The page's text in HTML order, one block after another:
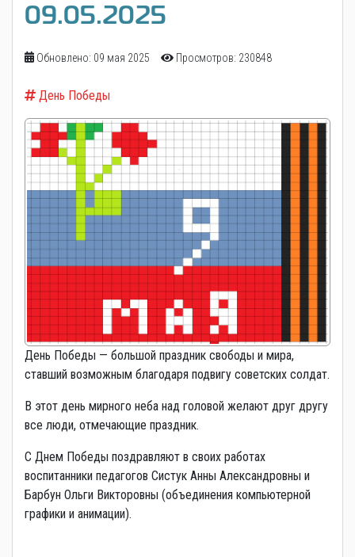
09.05.2025
Обновлено: 09 мая 2025 Просмотров: 230848
День Победы
День Победы — большой праздник свободы и мира,
ставший возможным благодаря подвигу советских солдат.
В этот день мирного неба над головой желают друг другу
все люди, отмечающие праздник.
С Днем Победы поздравляют в своих работах
воспитанники педагогов Систук Анны Александровны и
Барбун Ольги Викторовны (объединения компьютерной
графики и анимации).